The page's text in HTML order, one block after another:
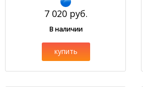
7 020 руб.
В наличии
купить